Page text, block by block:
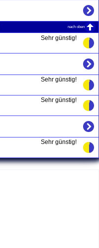
nach oben
Sehr günstig!
Sehr günstig!
Sehr günstig!
Sehr günstig!